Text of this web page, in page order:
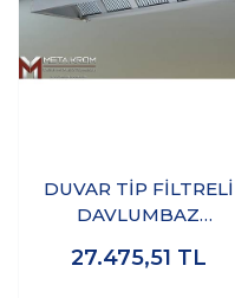
DUVAR TİP FİLTRELİ
DAVLUMBAZ
KALİTE
27.475,51 TL